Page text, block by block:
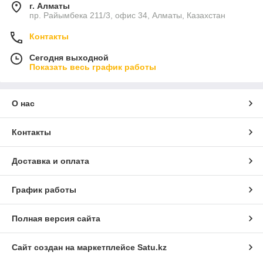
г. Алматы
пр. Райымбека 211/3, офис 34, Алматы, Казахстан
Контакты
Сегодня выходной
Показать весь график работы
О нас
Контакты
Доставка и оплата
График работы
Полная версия сайта
Сайт создан на маркетплейсе Satu.kz